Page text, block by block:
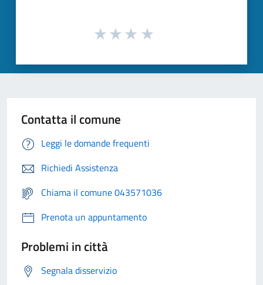
Contatta il comune
Leggi le domande frequenti
Richiedi Assistenza
Chiama il comune 043571036
Prenota un appuntamento
Problemi in città
Segnala disservizio